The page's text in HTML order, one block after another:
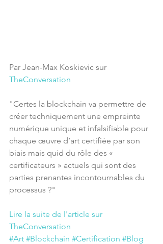
Par Jean-Max Koskievic sur
TheConversation
"Certes la blockchain va permettre de
créer techniquement une empreinte
numérique unique et infalsifiable pour
chaque œuvre d’art certifiée par son
biais mais quid du rôle des «
certificateurs » actuels qui sont des
parties prenantes incontournables du
processus ?"
Lire la suite de l'article sur
TheConversation
#Art #Blockchain #Certification #Blog